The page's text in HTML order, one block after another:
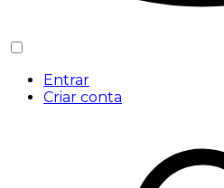
Entrar
Criar conta